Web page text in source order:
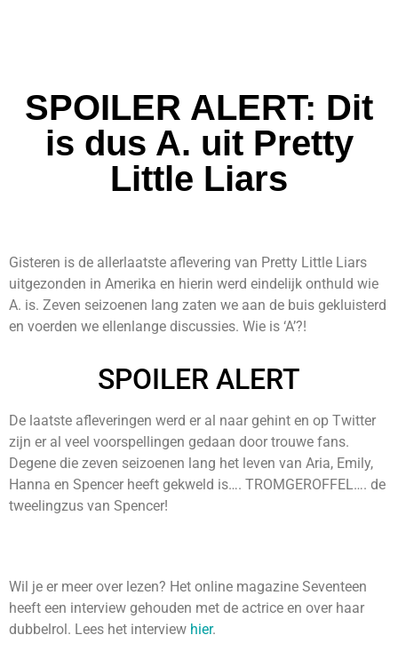
SPOILER ALERT: Dit
is dus A. uit Pretty
Little Liars
Gisteren is de allerlaatste aflevering van Pretty Little Liars
uitgezonden in Amerika en hierin werd eindelijk onthuld wie
A. is. Zeven seizoenen lang zaten we aan de buis gekluisterd
en voerden we ellenlange discussies. Wie is ‘A’?!
SPOILER ALERT
De laatste afleveringen werd er al naar gehint en op Twitter
zijn er al veel voorspellingen gedaan door trouwe fans.
Degene die zeven seizoenen lang het leven van Aria, Emily,
Hanna en Spencer heeft gekweld is…. TROMGEROFFEL…. de
tweelingzus van Spencer!
Wil je er meer over lezen? Het online magazine Seventeen
heeft een interview gehouden met de actrice en over haar
dubbelrol. Lees het interview hier.